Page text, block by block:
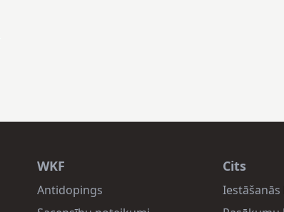
WKF
Antidopings
Cits